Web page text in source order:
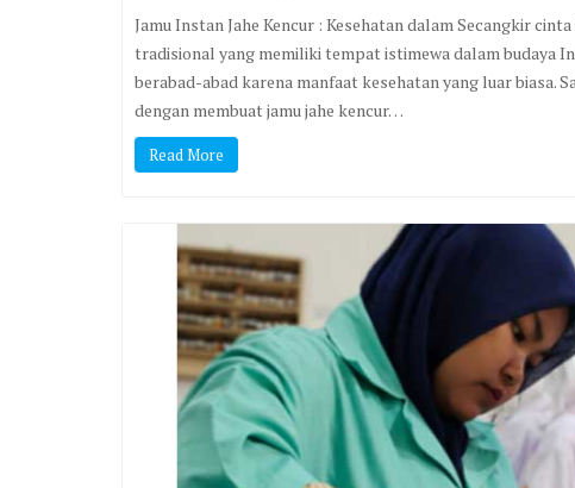
Jamu Instan Jahe Kencur : Kesehatan dalam Secangkir
tradisional yang memiliki tempat istimewa dalam budaya
berabad-abad karena manfaat kesehatan yang luar biasa.
dengan membuat jamu jahe kencur…
Read More